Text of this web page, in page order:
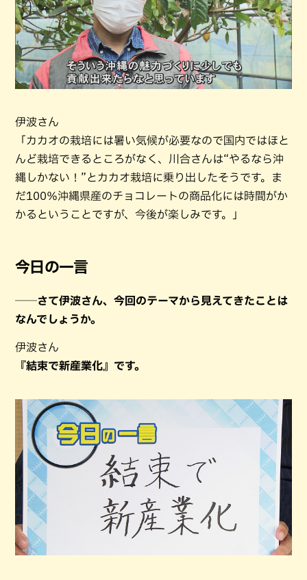
伊波さん
「カカオの栽培には暑い気候が必要なので国内ではほと
んど栽培できるところがなく、川合さんは“やるなら沖
縄しかない！”とカカオ栽培に乗り出したそうです。ま
だ100％沖縄県産のチョコレートの商品化には時間がか
かるということですが、今後が楽しみです。」
今日の一言
──さて伊波さん、今回のテーマから見えてきたことは
なんでしょうか。
伊波さん
『結束で新産業化』です。